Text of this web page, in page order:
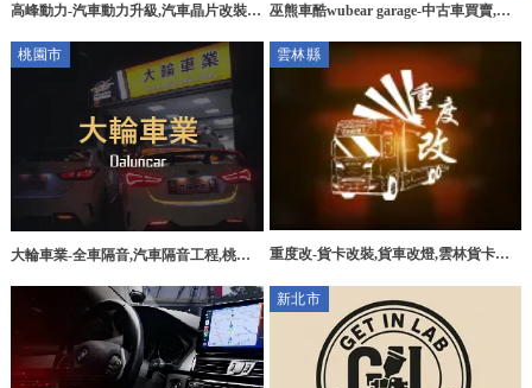
高峰動力-汽車動力升級,汽車晶片改裝,
巫熊車酷wubear garage-中古車買賣,二
賣
桃園市
大輪車業-全車隔音,汽車隔音工程,桃園
雲林縣
重度改-貨卡改裝,貨車改燈,雲林貨卡改
新北市